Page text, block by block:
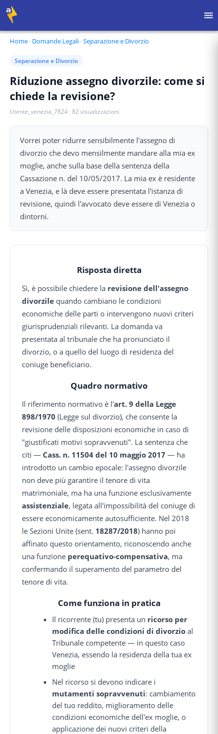
Home · Domande Legali ·Separazione e Divorzio
Separazione e Divorzio
Riduzione assegno divorzile: come si
chiede la revisione?
Utente_venezia_7824 · 82 visualizzazioni
Vorrei poter ridurre sensibilmente l'assegno di
divorzio che devo mensilmente mandare alla mia ex
moglie, anche sulla base della sentenza della
Cassazione n. del 10/05/2017. La mia ex è residente
a Venezia, e là deve essere presentata l'istanza di
revisione, quindi l'avvocato deve essere di Venezia o
dintorni.
Risposta diretta
Sì, è possibile chiedere la revisione dell'assegno
divorzile quando cambiano le condizioni
economiche delle parti o intervengono nuovi criteri
giurisprudenziali rilevanti. La domanda va
presentata al tribunale che ha pronunciato il
divorzio, o a quello del luogo di residenza del
coniuge beneficiario.
Quadro normativo
Il riferimento normativo è l'art. 9 della Legge
898/1970 (Legge sul divorzio), che consente la
revisione delle disposizioni economiche in caso di
"giustificati motivi sopravvenuti". La sentenza che
citi — Cass. n. 11504 del 10 maggio 2017 — ha
introdotto un cambio epocale: l'assegno divorzile
non deve più garantire il tenore di vita
matrimoniale, ma ha una funzione esclusivamente
assistenziale, legata all'impossibilità del coniuge di
essere economicamente autosufficiente. Nel 2018
le Sezioni Unite (sent. 18287/2018) hanno poi
affinato questo orientamento, riconoscendo anche
una funzione perequativo-compensativa, ma
confermando il superamento del parametro del
tenore di vita.
Come funziona in pratica
Il ricorrente (tu) presenta un ricorso per
modifica delle condizioni di divorzio al
Tribunale competente — in questo caso
Venezia, essendo la residenza della tua ex
moglie
Nel ricorso si devono indicare i
mutamenti sopravvenuti: cambiamento
del tuo reddito, miglioramento delle
condizioni economiche dell'ex moglie, o
applicazione dei nuovi criteri della